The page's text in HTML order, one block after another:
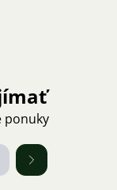
ponuky